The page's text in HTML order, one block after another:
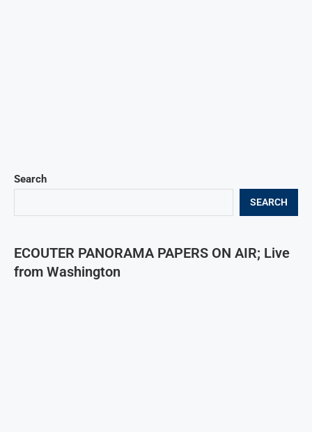
Search
SEARCH
ECOUTER PANORAMA PAPERS ON AIR; Live
from Washington